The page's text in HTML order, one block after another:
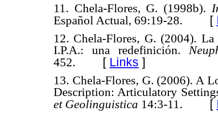
11. Chela-Flores, G. (1998b).
Español Actual, 69:19-28. [
12. Chela-Flores, G. (2004).
I.P.A.: una redefinición.
452. [ Links ]
13. Chela-Flores, G. (2006). A
Description: Articulatory
et Geolinguistica 14:3-11. [